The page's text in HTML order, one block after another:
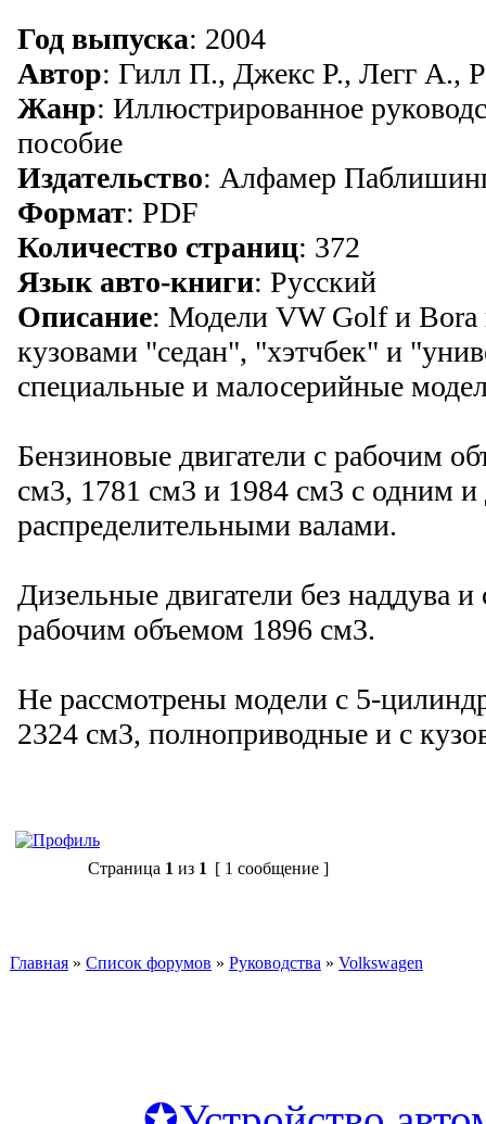
Год выпуска: 2004
Автор: Гилл П., Джекс Р., Легг А.,
Жанр: Иллюстрированное
пособие
Издательство: Алфамер
Формат: PDF
Количество страниц: 372
Язык авто-книги: Русский
Описание: Модели VW Golf и Bora
кузовами "седан", "хэтчбек" и
специальные и малосерийные
Бензиновые двигатели с рабочим
см3, 1781 см3 и 1984 см3 с одним и
распределительными валами.
Дизельные двигатели без наддува
рабочим объемом 1896 см3.
Не рассмотрены модели с 5-
2324 см3, полноприводные и с
Страница 1 из 1 [ 1 сообщение ]
Главная » Список форумов » Руководства » Volkswagen